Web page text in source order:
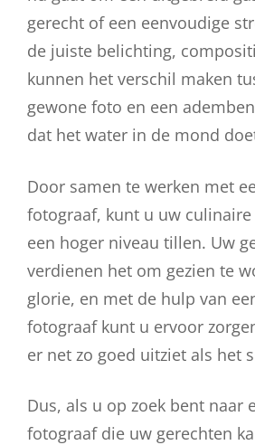
gerecht of een eenvoudige
de juiste belichting,
kunnen het verschil maken
gewone foto en een
dat het water in de mond
Door samen te werken met
fotograaf, kunt u uw
een hoger niveau tillen. Uw
verdienen het om gezien te
glorie, en met de hulp van
fotograaf kunt u ervoor
er net zo goed uitziet als het
Dus, als u op zoek bent naar
fotograaf die uw gerechten